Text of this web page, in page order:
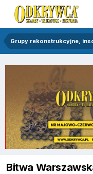
Grupy rekonstrukcyjne,
Bitwa